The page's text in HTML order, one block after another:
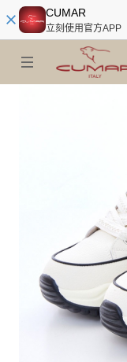
CUMAR
立刻使用官方APP